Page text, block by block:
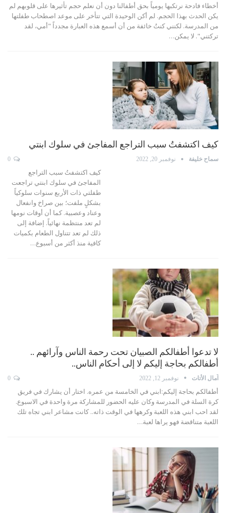
أخطاء فادحة نرتكبها يومياً بحق أطفالنا دون أن نعلم حجم تأثيرها على قلوبهم لم
يكن الحدث بهذا الحجم. لم أكن الوحيدة التي تتأخر على موعد اصطحاب طفلتها
من المدرسة. لكنني كنتُ خائفة من أن أسمع هذه العبارة مجدداً "أمي، لقد
تركتني". لا يمكن…
كيف اكتشفتُ سبب التراجع المفاجئ في سلوك ابنتي
سماح خليفة نوفمبر 20, 2022
كيف اكتشفتُ سبب التراجع
المفاجئ في سلوك ابنتي تراجعت
طفلتي ذات الأربع سنوات سلوكياً
بشكلٍ ملفت؛ بين صراخ وانفعال
وعناد وعصبية. كما أن أوقات نومها
لم تعد منتظمة نهائياً. إضافة إلى
ذلك لم تعد تتناول الطعام بكميات
كافية منذ أكثر من أسبوع…
لا تدعوا أطفالكم الصبيان تحت رحمة الناس وآرائهم ..
أطفالكم بحاجة إليكم لا إلى أحكام الناس..
آمال الأتات نوفمبر 12, 2022
أطفالكم بحاجة إليكم:ابني في الخامسة من عمره. اختار أن يشارك في فريق
كرة السلة في المدرسة وكان عليه الحضور للمشاركة مرة واحدة في الاسبوع.
لقد احب ابني هذه اللعبة وكرهها في الوقت ذاته.. كانت مشاعر ابني تجاه تلك
اللعبة متناقضة فهو يراها لعبة…